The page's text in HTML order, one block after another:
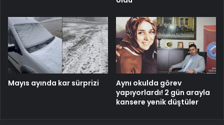
Mayıs ayında kar sürprizi
Aynı okulda görev
yapıyorlardı! 2 gün arayla
kansere yenik düştüler